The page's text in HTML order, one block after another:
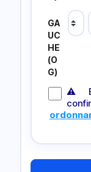
GA
UC
HE
(O
G)
⚠